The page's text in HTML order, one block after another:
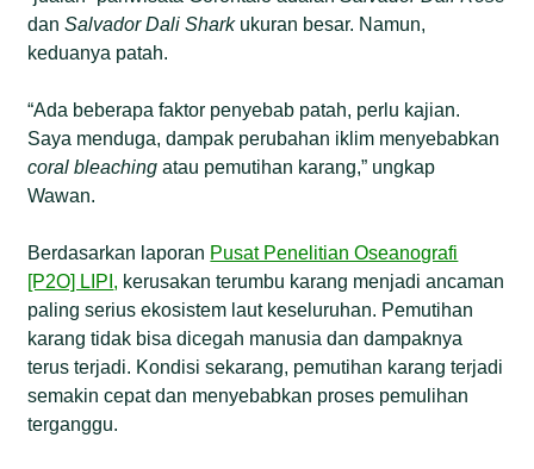
danSalvador Dali Shark ukuran besar. Namun,
keduanya patah.
“Ada beberapa faktor penyebab patah, perlu kajian.
Saya menduga, dampak perubahan iklim menyebabkan
coral bleachingatau pemutihan karang,” ungkap
Wawan.
Berdasarkan laporan Pusat Penelitian Oseanografi
[P2O] LIPI , kerusakan terumbu karang menjadi ancaman
paling serius ekosistem laut keseluruhan. Pemutihan
karang tidak bisa dicegah manusia dan dampaknya
terus terjadi. Kondisi sekarang, pemutihan karang terjadi
semakin cepat dan menyebabkan proses pemulihan
terganggu.